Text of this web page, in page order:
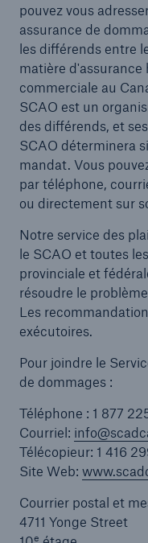
pouvez vous
assurance de
les différends entre
matière
commerciale au
SCAO est un
des différends, et
SCAO déterminera
mandat. Vous
par téléphone,
ou directement sur
Notre service des
le SCAO et toutes
provinciale et
résoudre le
Les
exécutoires.
Pour joindre le
de dommages :
Téléphone : 1 877
Courriel:
Télécopieur: 1 416
Site Web:
Courrier postal et
4711 Yonge Street
e